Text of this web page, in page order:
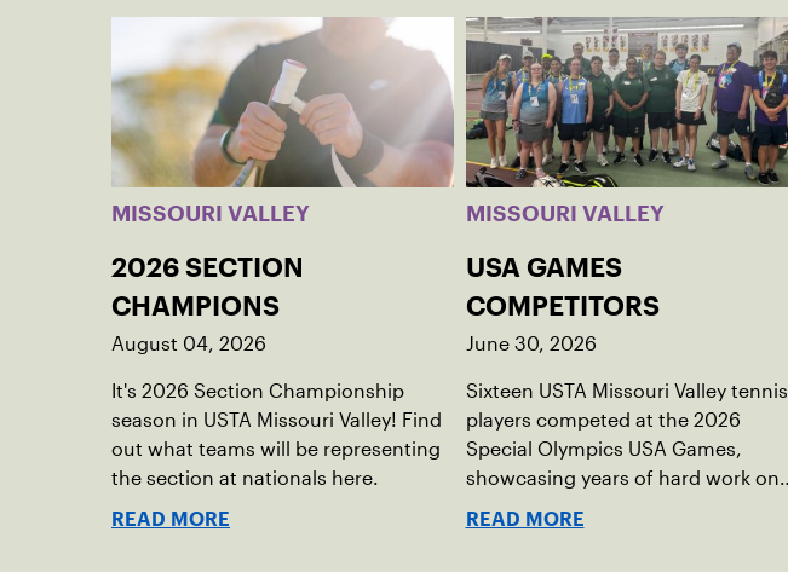
MISSOURI VALLEY
2026 SECTION
CHAMPIONS
August 04, 2026
It's 2026 Section Championship
season in USTA Missouri Valley! Find
out what teams will be representing
the section at nationals here.
READ MORE
MISSOURI VALLEY
USA GAMES
COMPETITORS
June 30, 2026
Sixteen USTA Missouri Valley tennis
players competed at the 2026
Special Olympics USA Games,
showcasing years of hard work on
one of the nation’s biggest stages.
READ MORE